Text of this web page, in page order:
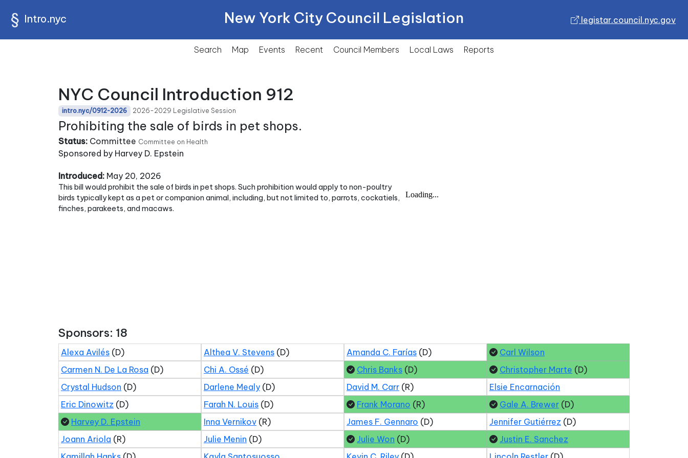
Intro.nyc New York City Council Legislation legistar.council.nyc.gov
Search Map Events Recent Council Members Local Laws Reports
NYC Council Introduction 912
intro.nyc/0912-2026 2026-2029 Legislative Session
Prohibiting the sale of birds in pet shops.
Status: Committee Committee on Health
Sponsored by Harvey D. Epstein
Introduced: May 20, 2026
This bill would prohibit the sale of birds in pet shops. Such prohibition would apply to non-poultry
birds typically kept as a pet or companion animal, including, but not limited to, parrots, cockatiels,
finches, parakeets, and macaws.
Sponsors: 18
Alexa Avilés (D) Althea V. Stevens (D) Amanda C. Farías (D)
Carl Wilson
Carmen N. De La Rosa (D) Chi A. Ossé (D) Chris Banks (D) Christopher Marte (D)
Crystal Hudson (D) Darlene Mealy (D) David M. Carr (R)
Elsie Encarnación
Eric Dinowitz (D) Farah N. Louis (D) Frank Morano (R) Gale A. Brewer (D)
Harvey D. Epstein
Inna Vernikov (R) James F. Gennaro (D) Jennifer Gutiérrez (D)
Joann Ariola (R) Julie Menin (D) Julie Won (D)
Justin E. Sanchez